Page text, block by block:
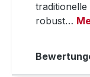
traditionelle
robust…